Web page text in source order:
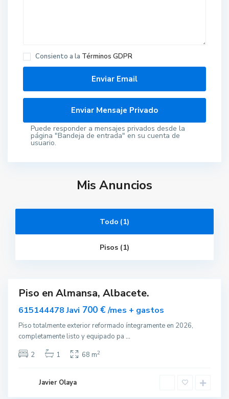
Consiento a la Términos GDPR
Puede responder a mensajes privados desde la
página "Bandeja de entrada" en su cuenta de
usuario.
Mis Anuncios
Todo (1)
Pisos (1)
l
Piso en Almansa, Albacete.
615144478 Javi 700 €/mes + gastos
Piso totalmente exterior reformado íntegramente en 2026,
completamente listo y equipado pa ...
2
1 68 m2
Javier Olaya